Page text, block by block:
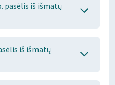
pasėlis iš išmatų
iš išmatų